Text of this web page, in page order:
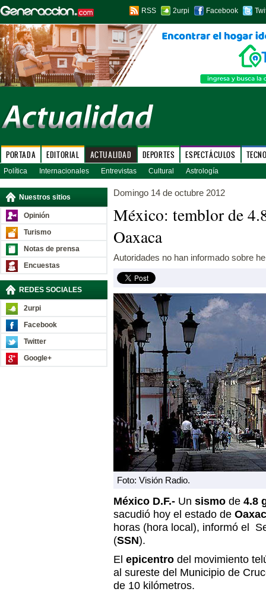
RSS 2urpi Facebook
PORTADA EDITORIAL ACTUALIDAD DEPORTES ESPECTÁCULOS
Política Internacionales Entrevistas Cultural Astrología
Nuestros sitios
Opinión
Turismo
Notas de prensa
Encuestas
REDES SOCIALES
2urpi
Facebook
Twitter
Google+
Domingo 14 de octubre 2012
México: temblor de
Oaxaca
Autoridades no han informado sobre
Foto: Visión Radio.
México D.F.- Un sismo de 4.8
sacudió hoy el estado de
horas (hora local), informó el
(SSN).
El epicentro del movimiento
al sureste del Municipio de
de 10 kilómetros.